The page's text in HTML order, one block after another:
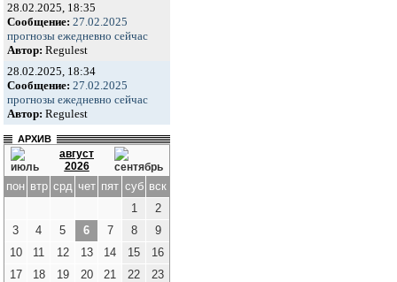
28.02.2025, 18:35
Сообщение: 27.02.2025
прогнозы ежедневно сейчас
Автор: Regulest
28.02.2025, 18:34
Сообщение: 27.02.2025
прогнозы ежедневно сейчас
Автор: Regulest
АРХИВ
август
2026
пон втр срд чет пят суб вск
1
2
3
4 5 6 7 8
9
10
11 12 13 14 15
16
17
18 19 20 21 22
23